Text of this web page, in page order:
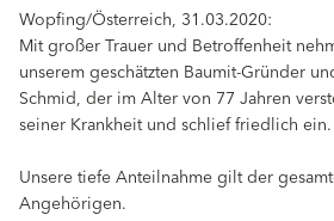
Wopfing/Österreich, 31.03.2020:
Mit großer Trauer und Betroffenheit
unserem geschätzten Baumit-Gründer
Schmid, der im Alter von 77 Jahren
seiner Krankheit und schlief friedlich ein.
Unsere tiefe Anteilnahme gilt der
Angehörigen.